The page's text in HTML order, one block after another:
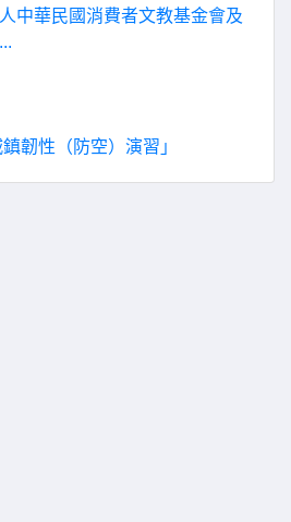
中華民國消費者文教基金會及
韌性（防空）演習」